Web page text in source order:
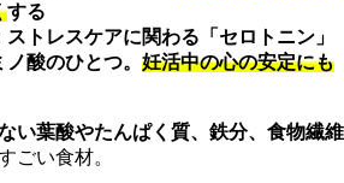
する
ストレスケアに関わる「セロトニン」
酸のひとつ。 妊活中の心の安定にも
い葉酸やたんぱく質、鉄分、食物繊維
ごい食材。